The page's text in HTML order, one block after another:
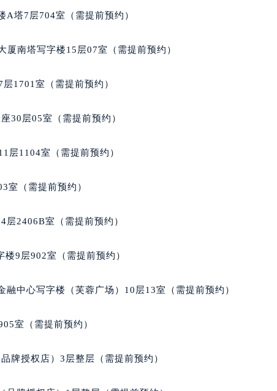
兰售后服务中心（需提前预约）
穆兰售后服务中心（需提前预约）
大街交叉口法穆兰售后服务中心（需提前预约）
得利名表维修授权店1楼法穆兰售后服务中心（需提前预约）
方广场W3座6层602室法穆兰售后服务中心（需提前预约）
扈特大街法穆兰售后服务中心（需提前预约）
甲3号王府井百货名表维修法穆兰售后服务中心（需提前预约）
金霍洛街法穆兰售后服务中心（需提前预约）
大街法穆兰售后服务中心（需提前预约）
和大街法穆兰售后服务中心（需提前预约）
兴安大街法穆兰售后服务中心（需提前预约）
A塔7层704室（需提前预约）
南塔写字楼15层07室（需提前预约）
1701室（需提前预约）
30层05室（需提前预约）
层1104室（需提前预约）
室（需提前预约）
2406B室（需提前预约）
9层902室（需提前预约）
中心写字楼（芙蓉广场）10层13室（需提前预约）
室（需提前预约）
牌授权店）3层整层（需提前预约）